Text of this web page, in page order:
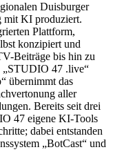
Duisburger
mit KI produziert.
Plattform,
konzipiert und
Beiträge bis hin zu
„STUDIO 47 .live“
übernimmt das
aller
Bereits seit drei
47 eigene KI-Tools
dabei entstanden
„BotCast“ und